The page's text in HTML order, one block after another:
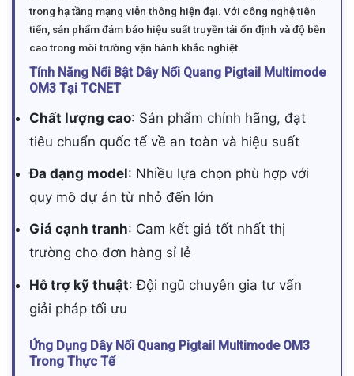
trong hạ tầng mạng viễn thông hiện đại. Với công nghệ tiên
tiến, sản phẩm đảm bảo hiệu suất truyền tải ổn định và độ bền
cao trong môi trường vận hành khắc nghiệt.
Tính Năng Nổi Bật Dây Nối Quang Pigtail Multimode
OM3 Tại TCNET
Chất lượng cao: Sản phẩm chính hãng, đạt
tiêu chuẩn quốc tế về an toàn và hiệu suất
Đa dạng model: Nhiều lựa chọn phù hợp với
quy mô dự án từ nhỏ đến lớn
Giá cạnh tranh: Cam kết giá tốt nhất thị
trường cho đơn hàng sỉ lẻ
Hỗ trợ kỹ thuật: Đội ngũ chuyên gia tư vấn
giải pháp tối ưu
Ứng Dụng Dây Nối Quang Pigtail Multimode OM3
Trong Thực Tế